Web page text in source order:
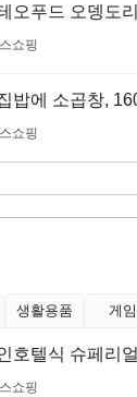
오푸드 오뎅도
쇼핑
밥에 소곱창,
쇼핑
생활용품 게임
호텔식 슈페리
쇼핑